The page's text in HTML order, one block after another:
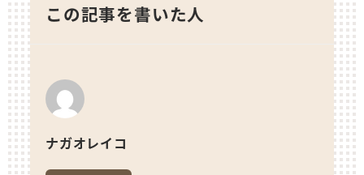
この記事を書いた人
ナガオレイコ